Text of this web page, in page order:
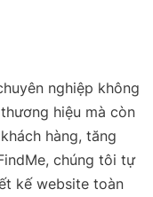
nghiệp không
hiệu mà còn
hàng, tăng
chúng tôi tự
kế website toàn